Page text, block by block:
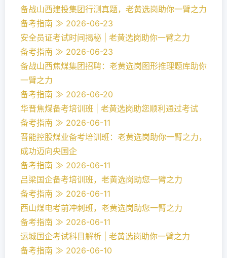
备战山西建投集团行测真题，老黄选岗助你一臂之力
备考指南 ≫ 2026-06-23
安全员证考试时间揭秘 | 老黄选岗助你一臂之力
备考指南 ≫ 2026-06-23
备战山西焦煤集团招聘：老黄选岗图形推理题库助你
一臂之力
备考指南 ≫ 2026-06-20
华晋焦煤备考培训班 | 老黄选岗助您顺利通过考试
备考指南 ≫ 2026-06-11
晋能控股煤业备考培训班：老黄选岗助你一臂之力，
成功迈向央国企
备考指南 ≫ 2026-06-11
吕梁国企备考培训班，老黄选岗助您一臂之力
备考指南 ≫ 2026-06-11
西山煤电考前冲刺班，老黄选岗助您一臂之力
备考指南 ≫ 2026-06-11
运城国企考试科目解析 | 老黄选岗助你一臂之力
备考指南 ≫ 2026-06-10